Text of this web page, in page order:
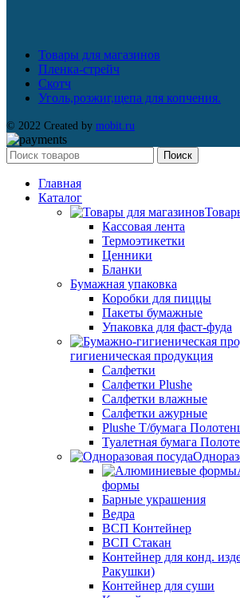
Товары для магазинов
Пленка-стрейч
Скотч
Уголь,розжиг,щепа для копчения.
© 2022 Created by mobit.ru
Поиск
Главная
Каталог
Кассовая лента
Термоэтикетки
Ценники
Бланки
Бумажная упаковка
Коробки для пиццы
Пакеты бумажные
Упаковка для фаст-фуда
гигиеническая продукция
Салфетки
Салфетки Plushe
Салфетки влажные
Салфетки ажурные
Plushe Т/бумага
Туалетная бумага
формы
Барные украшения
Ведра
ВСП Контейнер
ВСП Стакан
Контейнер для конд.
Ракушки)
Контейнер для суши